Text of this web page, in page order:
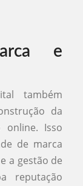
e
também
da
Isso
de marca
a gestão de
reputação